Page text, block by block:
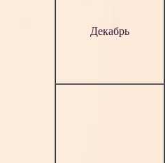
Декабрь